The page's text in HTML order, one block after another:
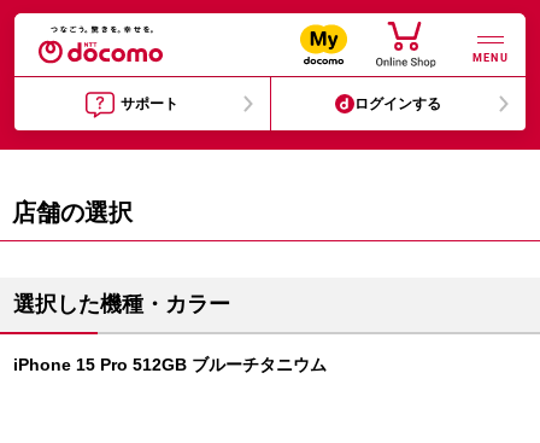
MENU
サポート ログインする
店舗の選択
選択した機種・カラー
iPhone 15 Pro 512GB ブルーチタニウム